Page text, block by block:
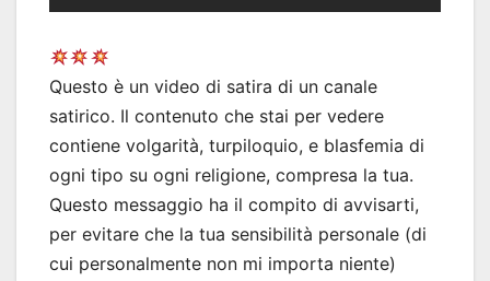
Questo è un video di satira di un canale
satirico. Il contenuto che stai per vedere
contiene volgarità, turpiloquio, e blasfemia di
ogni tipo su ogni religione, compresa la tua.
Questo messaggio ha il compito di avvisarti,
per evitare che la tua sensibilità personale (di
cui personalmente non mi importa niente)